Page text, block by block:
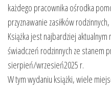
każdego pracownika ośrodka
przyznawanie zasiłków
Książka jest najbardziej
świadczeń rodzinnych ze stanem
sierpień/wrzesień2025 r.
W tym wydaniu książki, wiele